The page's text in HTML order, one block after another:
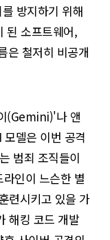
방지하기 위해
된 소프트웨어,
은 철저히 비공개
(Gemini)'나 앤
델은 이번 공격
범죄 조직들이
인이 느슨한 별
련시키고 있을 가
해킹 코드 개발